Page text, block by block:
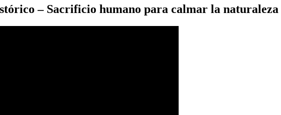
– Sacrificio humano para calmar la naturaleza